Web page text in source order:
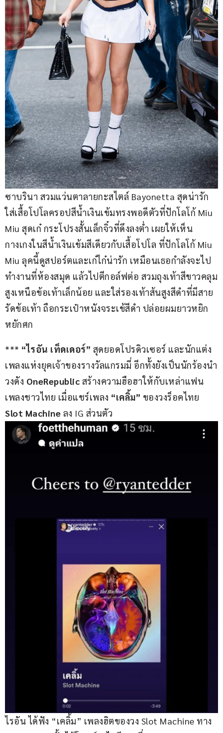
ซาบรินา สวมแว่นตาลายกะสไตล์ Bayonetta สุดน่ารัก
ใส่เสื้อโปโลครอปสีน้ำเงินเข้มทรงพอดีตัวที่ปักโลโก้ Miu
Miu สุดเก๋ กระโปรงสั้นเล็กจิ๋วที่ดึงลงต่ำ เผยให้เห็น
กางเกงในสีน้ำเงินเข้มสีเดียวกับเสื้อโปโล ที่ปักโลโก้ Miu
Miu ลุคนี้ดูสปอร์ตและเก๋ไก๋น่ารัก เหมือนเธอกำลังจะไป
ทำงานที่ห้องสมุด แล้วไปตีกอล์ฟต่อ สวมถุงเท้าสีขาวคลุม
สูงเหนือข้อเท้าเล็กน้อย และใส่รองเท้าส้นสูงสีดำที่มีสาย
รัดข้อเท้า ถือกระเป๋าหนังจระเข้สีดำ ปล่อยผมยาวหยิก
หยักศก
*** “ไรอัน เท็ดเดอร์” สุดยอดโปรดิวเซอร์ และนักแต่ง
เพลงแห่งยุคเจ้าของรางวัลแกรมมี่ อีกทั้งยังเป็นนักร้องนำ
วงดัง OneRepublic สร้างความฮือฮาให้กับเหล่าแฟน
เพลงชาวไทย เมื่อแชร์เพลง “เคลิ้ม” ของวงร็อคไทย
Slot Machine ลง IG ส่วนตัว
ไรอัน ได้ฟัง “เคลิ้ม” เพลงฮิตของวง Slot Machine ทาง